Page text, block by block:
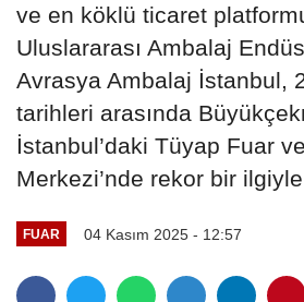
ve en köklü ticaret
Uluslararası Ambalaj
Avrasya Ambalaj İstanbul,
tarihleri arasında
İstanbul’daki Tüyap Fuar
Merkezi’nde rekor bir
FUAR 04 Kasım 2025 - 12:57